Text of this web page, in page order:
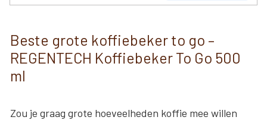
Beste grote koffiebeker to go –
REGENTECH Koffiebeker To Go 500
ml
Zou je graag grote hoeveelheden koffie mee willen